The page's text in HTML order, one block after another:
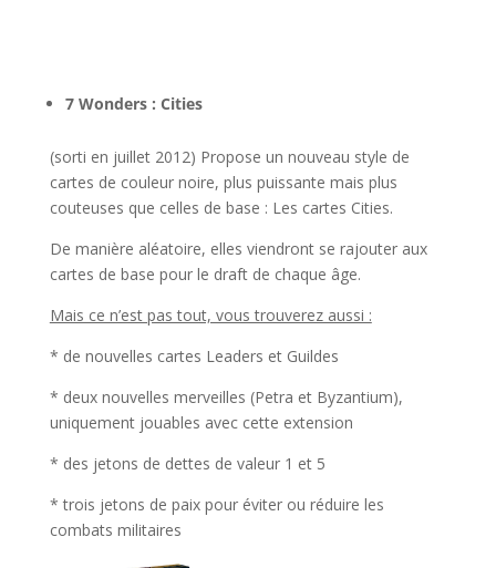
7 Wonders : Cities
(sorti en juillet 2012) Propose un nouveau style de
cartes de couleur noire, plus puissante mais plus
couteuses que celles de base : Les cartes Cities.
De manière aléatoire, elles viendront se rajouter aux
cartes de base pour le draft de chaque âge.
Mais ce n’est pas tout, vous trouverez aussi :
* de nouvelles cartes Leaders et Guildes
* deux nouvelles merveilles (Petra et Byzantium),
uniquement jouables avec cette extension
* des jetons de dettes de valeur 1 et 5
* trois jetons de paix pour éviter ou réduire les
combats militaires